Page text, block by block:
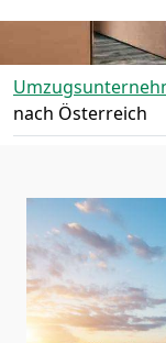
nach Österreich